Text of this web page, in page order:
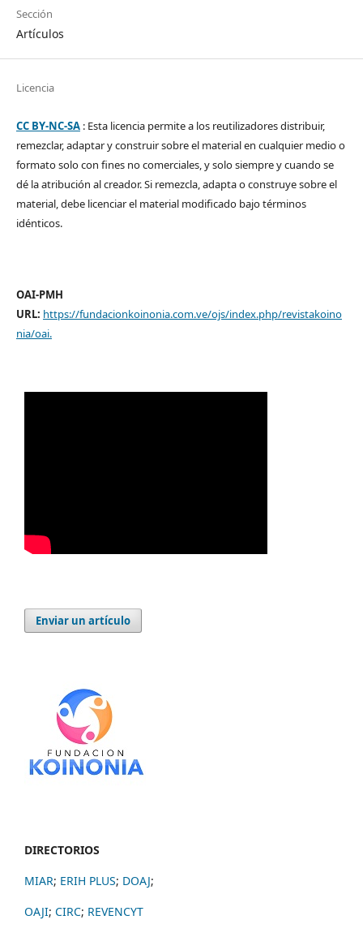
Sección
Artículos
Licencia
CC BY-NC-SA: Esta licencia permite a los reutilizadores distribuir,
remezclar, adaptar y construir sobre el material en cualquier medio o
formato solo con fines no comerciales, y solo siempre y cuando se
dé la atribución al creador. Si remezcla, adapta o construye sobre el
material, debe licenciar el material modificado bajo términos
idénticos.
OAI-PMH
URL: https://fundacionkoinonia.com.ve/ojs/index.php/revistakoino
nia/oai.
Enviar un artículo
DIRECTORIOS
MIAR; ERIH PLUS; DOAJ;
OAJI; CIRC; REVENCYT